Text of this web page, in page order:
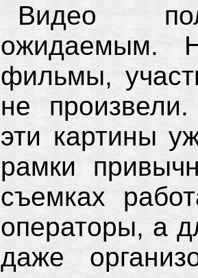
Видео
ожидаемым.
фильмы,
не
эти картины
рамки
съемках
операторы, а
даже